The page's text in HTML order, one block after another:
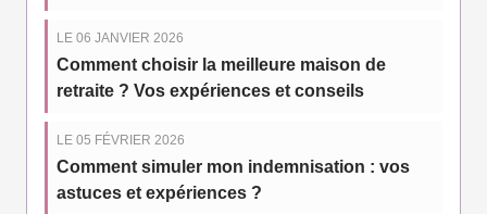
LE 06 JANVIER 2026
Comment choisir la meilleure maison de
retraite ? Vos expériences et conseils
LE 05 FÉVRIER 2026
Comment simuler mon indemnisation : vos
astuces et expériences ?